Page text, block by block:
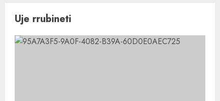
Uje rrubineti